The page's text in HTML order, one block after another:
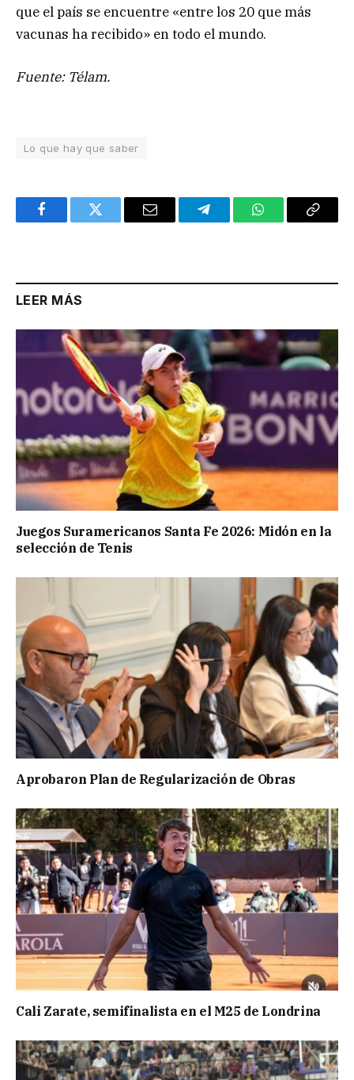
que el país se encuentre «entre los 20 que más
vacunas ha recibido» en todo el mundo.
Fuente: Télam.
Lo que hay que saber
FacebookTwitter Email TelegramWhatsAppCopy
LEER MÁS
Juegos Suramericanos Santa Fe 2026: Midón en la
selección de Tenis
Aprobaron Plan de Regularización de Obras
Cali Zarate, semifinalista en el M25 de Londrina